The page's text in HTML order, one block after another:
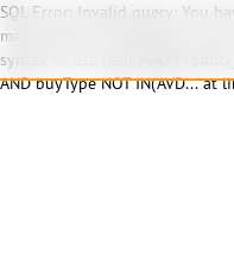
SQL Error: Invalid query: You
manual that corresponds to
syntax to use near 'AND
AND buyType NOT IN('AVD'...' at